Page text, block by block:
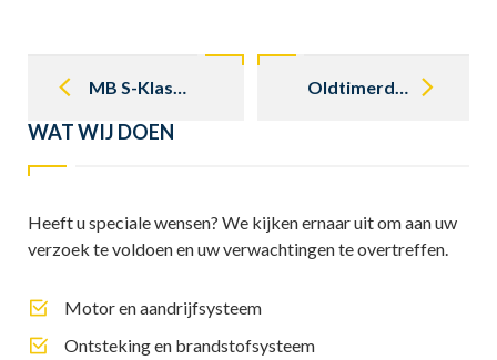
navigation
MB S-Klasse Club bij Stolk Balkbrug Oldtimerdag Emlichheim Classics 12 en 13 september
WAT WIJ DOEN
Heeft u speciale wensen? We kijken ernaar uit om aan uw
verzoek te voldoen en uw verwachtingen te overtreffen.
Motor en aandrijfsysteem
Ontsteking en brandstofsysteem